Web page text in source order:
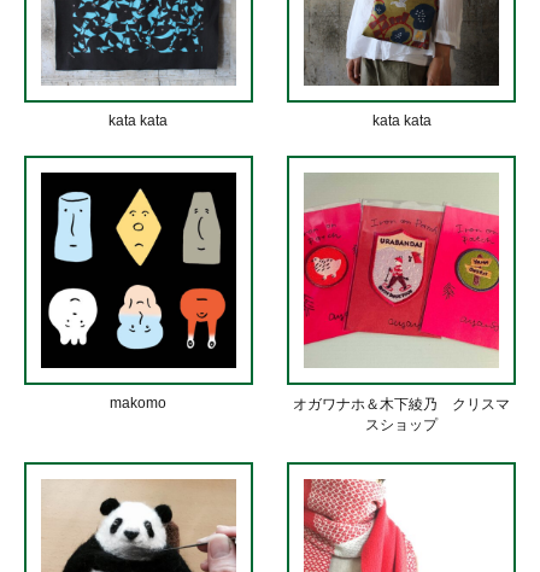
kata kata kata kata
makomo
オガワナホ＆木下綾乃 クリスマ
スショップ